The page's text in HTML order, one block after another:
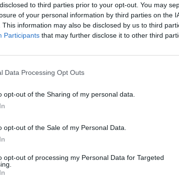
to third parties prior to your opt-out. You may
of your personal information by third parties on the
This information may also be disclosed by us to third
Participants that may further disclose it to other third
Data Processing Opt Outs
opt-out of the Sharing of my personal data.
opt-out of the Sale of my Personal Data.
opt-out of processing my Personal Data for Targeted
Πριν 3 ημέρες
Ελαιοκομικό Μητρώο: Ξεκινά η
προετοιμασία των ελαιοπαραγωγών στη
Χίο